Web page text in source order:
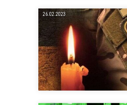
26.02.2023